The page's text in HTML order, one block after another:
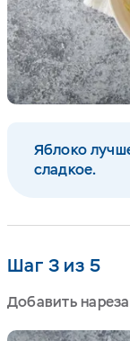
Яблоко
сладкое.
Шаг 3 из 5
Добавить